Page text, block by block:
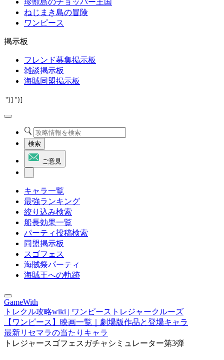
珍獣島のチョッパー王国
ねじまき島の冒険
ワンピース
掲示板
フレンド募集掲示板
雑談掲示板
海賊同盟掲示板
"}] "}]
検索
ご意見
キャラ一覧
最強ランキング
絞り込み検索
船長効果一覧
パーティ投稿検索
同盟掲示板
スゴフェス
海賊祭パーティ
海賊王への軌跡
GameWith
トレクル攻略wiki | ワンピーストレジャークルーズ
【ワンピース】映画一覧｜劇場版作品と登場キャラ
最新リセマラの当たりキャラ
トレジャースゴフェスガチャシミュレーター第3弾